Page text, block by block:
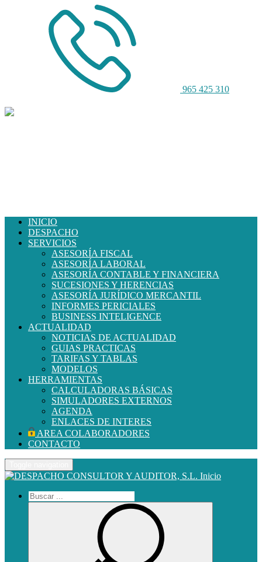
965 425 310
INICIO
DESPACHO
SERVICIOS
ASESORÍA FISCAL
ASESORÍA LABORAL
ASESORÍA CONTABLE Y FINANCIERA
SUCESIONES Y HERENCIAS
ASESORÍA JURÍDICO MERCANTIL
INFORMES PERICIALES
BUSINESS INTELIGENCE
ACTUALIDAD
NOTICIAS DE ACTUALIDAD
GUIAS PRACTICAS
TARIFAS Y TABLAS
MODELOS
HERRAMIENTAS
CALCULADORAS BÁSICAS
SIMULADORES EXTERNOS
AGENDA
ENLACES DE INTERES
AREA COLABORADORES
CONTACTO
Inicio